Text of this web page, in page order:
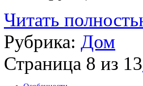
Читать
Рубрика: Дом
Страница 8 из 13